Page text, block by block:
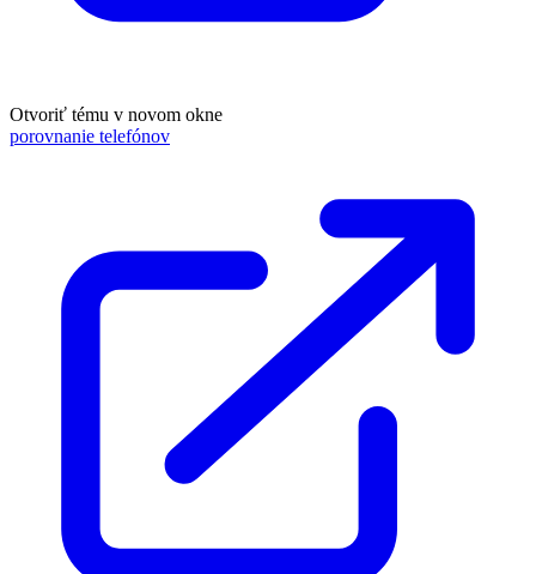
Otvoriť tému v novom okne
porovnanie telefónov